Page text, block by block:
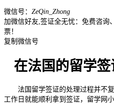
微信号： ZeQin_Zhong
加微信好友,签证全无忧：免费咨询
票！
复制微信号
在法国的留学
法国留学签证的处理过程并不
工作日就能顺利拿到签证，留学网